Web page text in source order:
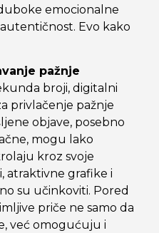
emocionalne
Evo kako
pažnje
broji, digitalni
privlačenje pažnje
objave, posebno
mogu lako
kroz svoje
atraktivne grafike i
su učinkoviti. Pored
priče ne samo da
već omogućuju i